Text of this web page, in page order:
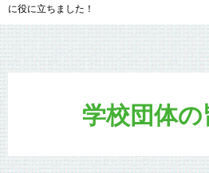
に役に立ちました！
学校団体